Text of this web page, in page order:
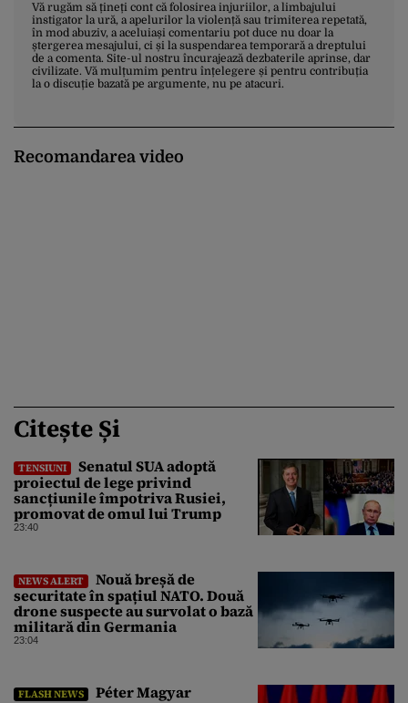
Vă rugăm să țineți cont că folosirea injuriilor, a limbajului
instigator la ură, a apelurilor la violență sau trimiterea repetată,
în mod abuziv, a aceluiași comentariu pot duce nu doar la
ștergerea mesajului, ci și la suspendarea temporară a dreptului
de a comenta. Site-ul nostru încurajează dezbaterile aprinse, dar
civilizate. Vă mulțumim pentru înțelegere și pentru contribuția
la o discuție bazată pe argumente, nu pe atacuri.
Recomandarea video
Citește Și
TENSIUNI
Senatul SUA adoptă
proiectul de lege privind
sancțiunile împotriva Rusiei,
promovat de omul lui Trump
23:40
NEWS ALERT
Nouă breșă de
securitate în spațiul NATO. Două
drone suspecte au survolat o bază
militară din Germania
23:04
FLASH NEWS
Péter Magyar